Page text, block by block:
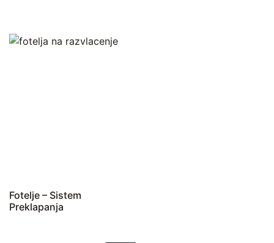
Fotelje – Sistem
Preklapanja